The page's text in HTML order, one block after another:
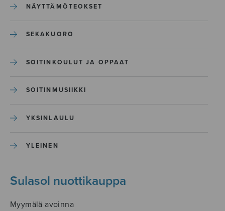
NÄYTTÄMÖTEOKSET
SEKAKUORO
SOITINKOULUT JA OPPAAT
SOITINMUSIIKKI
YKSINLAULU
YLEINEN
Sulasol nuottikauppa
Myymälä avoinna